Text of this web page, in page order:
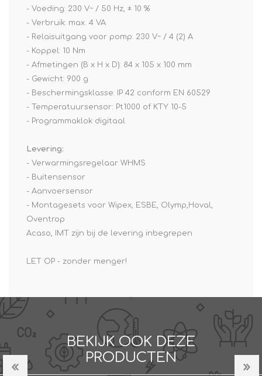
- Voeding: 230 V~ / 50 Hz, ± 10 %
- Verbruik: max. 4 VA
- Relaisuitgang voor pomp: 230 V~ / 4 (2) A
- Koppel: 10 Nm
- Afmetingen (B x H x D): 84 x 105 x 100 mm
- Gewicht: 900 g
- Beschermingsklasse: IP 42 conform EN 60529
- Temperatuursensor: Pt1000 of KTY 10-5
- Programmaklok digitaal
Levering:
- Verwarmingsregelaar WHMS
- Buitensensor
- Aanvoersensor
- Montagesets voor Wipex, ESBE, Olymp,Hoval,
Oventrop
Acaso, IMT zijn bij de levering inbegrepen
LET OP - zonder menger!
BEKIJK OOK DEZE
PRODUCTEN